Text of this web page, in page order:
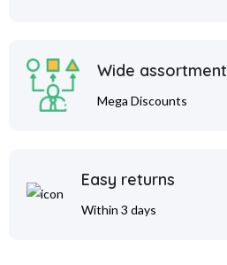
Wide assortment
Mega Discounts
Easy returns
Within 3 days